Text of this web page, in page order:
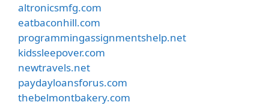
altronicsmfg.com
eatbaconhill.com
programmingassignmentshelp.net
kidssleepover.com
newtravels.net
paydayloansforus.com
thebelmontbakery.com